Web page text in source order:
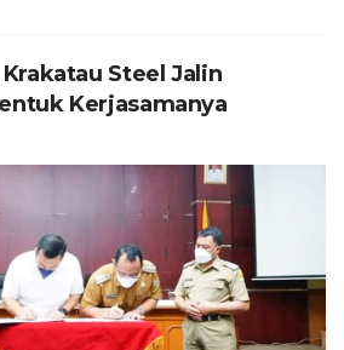
Steel Jalin
Kerjasamanya